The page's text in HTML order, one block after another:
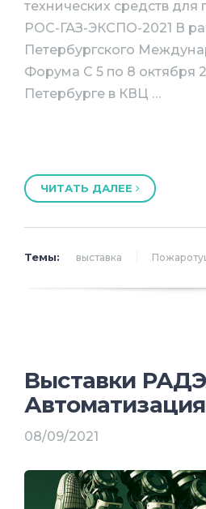
технических средств для
РОС-ГАЗ-ЭКСПО-2021 В
Петербургского
Форума С 5 по 8 октября
Петербурге в КВЦ …
ЧИТАТЬ ДАЛЕЕ
Темы: выставка
Выставки
Автоматизация
08/09/2021